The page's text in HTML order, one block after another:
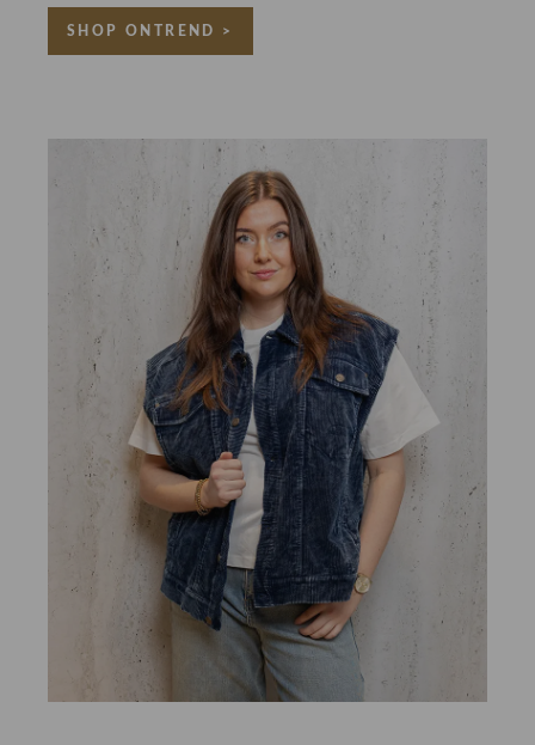
SHOP ONTREND >